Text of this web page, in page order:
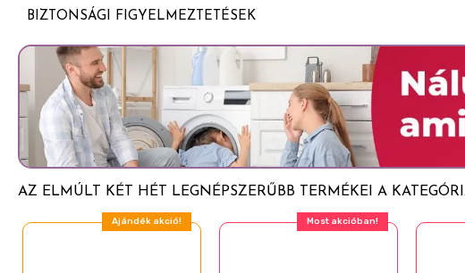
Polysorbate 20
Citric Acid
Pentylene Glycol
Caprylyl Glycol
Tetrasodium Glutamate Diacetate
Potassium Sorbate
BIZTONSÁGI FIGYELMEZTETÉSEK
Kizárólag külsőleg használandó. Ha szembe kerül, azonnal öblítse ki bő
elől gondosan zárja el.
AZ ELMÚLT KÉT HÉT LEGNÉPSZERŰBB TERMÉKEI A
Ajándék akció! Most akcióban!